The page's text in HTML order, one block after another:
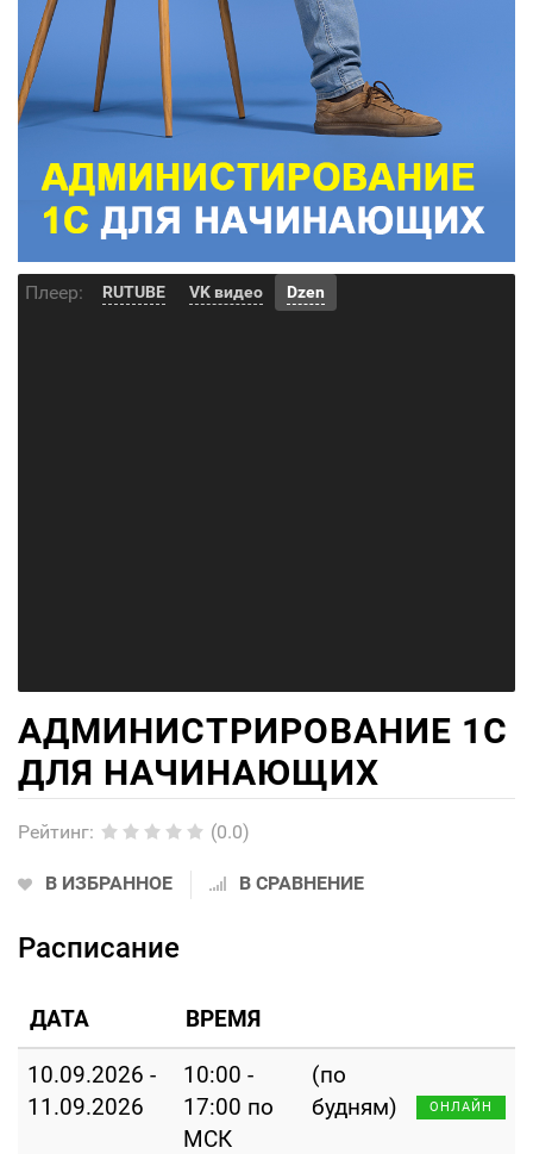
Плеер: RUTUBE VK видео Dzen
АДМИНИСТРИРОВАНИЕ 1С
ДЛЯ НАЧИНАЮЩИХ
Рейтинг: (0.0)
В ИЗБРАННОЕ В СРАВНЕНИЕ
Расписание
ДАТА ВРЕМЯ
10.09.2026 -
11.09.2026
10:00 -
17:00 по
МСК
(по
будням)
ОНЛАЙН